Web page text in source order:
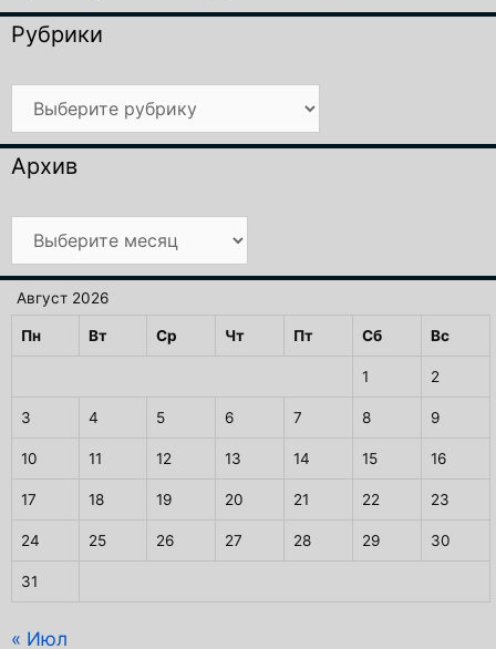
Рубрики
Рубрики
Архив
Архив
Август 2026
Пн Вт Ср Чт Пт Сб Вс
1 2
3 4 5 6 7 8 9
10 11 12 13 14 15 16
17 18 19 20 21 22 23
24 25 26 27 28 29 30
31
« Июл